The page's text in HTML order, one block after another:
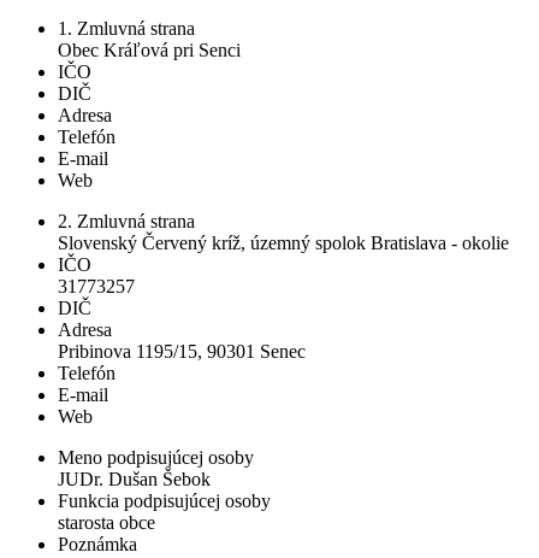
1. Zmluvná strana
Obec Kráľová pri Senci
IČO
DIČ
Adresa
Telefón
E-mail
Web
2. Zmluvná strana
Slovenský Červený kríž, územný spolok Bratislava - okolie
IČO
31773257
DIČ
Adresa
Pribinova 1195/15, 90301 Senec
Telefón
E-mail
Web
Meno podpisujúcej osoby
JUDr. Dušan Šebok
Funkcia podpisujúcej osoby
starosta obce
Poznámka